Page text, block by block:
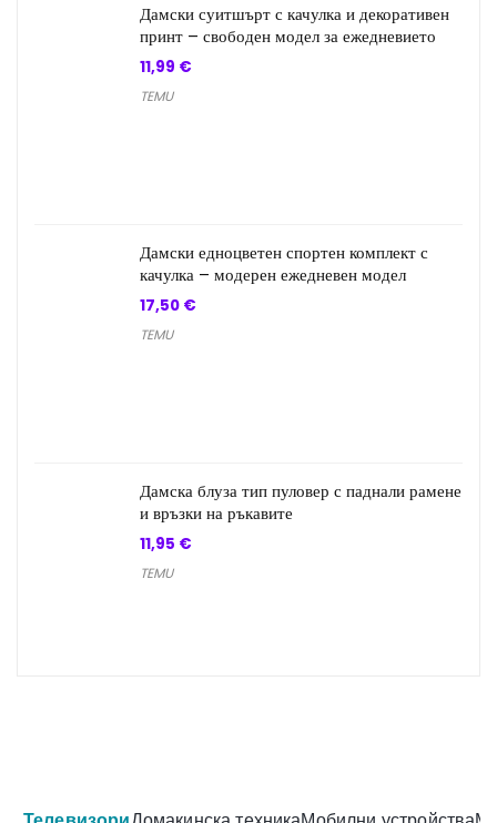
Дамски суитшърт с качулка и декоративен
принт – свободен модел за ежедневието
11,99 €
TEMU
Дамски едноцветен спортен комплект с
качулка – модерен ежедневен модел
17,50 €
TEMU
Дамска блуза тип пуловер с паднали рамене
и връзки на ръкавите
11,95 €
TEMU